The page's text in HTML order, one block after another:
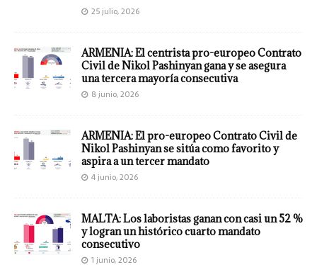
25 julio, 2026
ARMENIA: El centrista pro-europeo Contrato
Civil de Nikol Pashinyan gana y se asegura
una tercera mayoría consecutiva
8 junio, 2026
ARMENIA: El pro-europeo Contrato Civil de
Nikol Pashinyan se sitúa como favorito y
aspira a un tercer mandato
4 junio, 2026
MALTA: Los laboristas ganan con casi un 52 %
y logran un histórico cuarto mandato
consecutivo
1 junio, 2026